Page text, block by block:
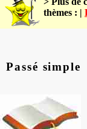
thèmes : |
Passé simple